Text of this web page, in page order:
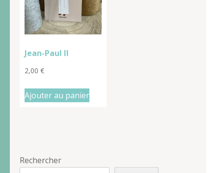
Jean-Paul II
2,00 €
Ajouter au panier
Rechercher